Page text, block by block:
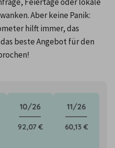
Aber keine Panik:
hilft immer, das
beste Angebot für den
10/26
92,07 €
11/26
60,13 €